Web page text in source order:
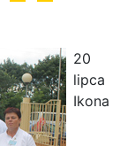
20
lipca
Ikona